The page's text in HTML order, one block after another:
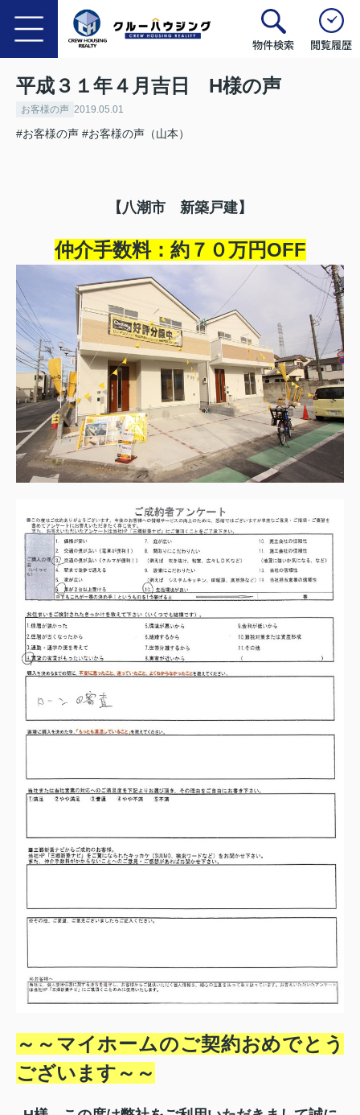
物件検索 閲覧履歴
平成３１年４月吉日 H様の声
お客様の声 2019.05.01
#お客様の声 #お客様の声（山本）
【八潮市 新築戸建】
仲介手数料：約７０万円OFF
～～マイホームのご契約おめでとう
ございます～ ～